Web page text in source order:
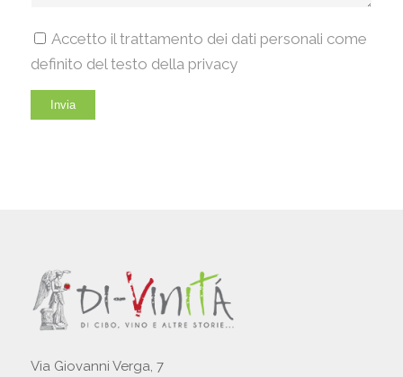
Accetto il trattamento dei dati personali come
definito del testo della privacy
Via Giovanni Verga, 7